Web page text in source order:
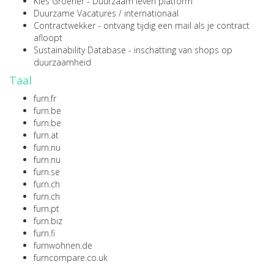
Duurzame Vacatures / internationaal
Contractwekker - ontvang tijdig een mail als je contract
afloopt
Sustainability Database - inschatting van shops op
duurzaamheid
Taal
furn.fr
furn.be
furn.be
furn.at
furn.nu
furn.nu
furn.se
furn.ch
furn.ch
furn.pt
furn.biz
furn.fi
furnwohnen.de
furncompare.co.uk